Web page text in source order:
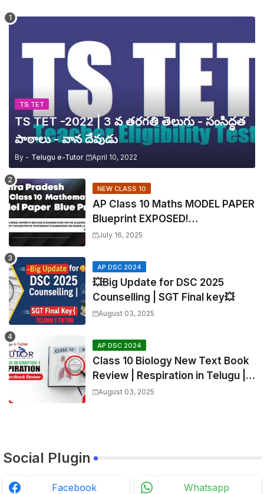
TS TET
TS TET -2022 | 3 వ తరగతి తెలుగు - సంసిద్ధత
పాఠాలు - వాన దేవుడు
By - Telugu e-Tutor April 10, 2022
NEW CLASS 10
AP Class 10 Maths MODEL PAPER
Blueprint EXPOSED!
Mathematics
July 16, 2025
AP DSC 2024
💥Big Update for DSC 2025
Counselling | SGT Final key💥
August 03, 2025
AP DSC 2024
Class 10 Biology New Text Book
Review | Respiration in Telugu |
Biology For All Exams
August 03, 2025
Social Plugin
Facebook Whatsapp